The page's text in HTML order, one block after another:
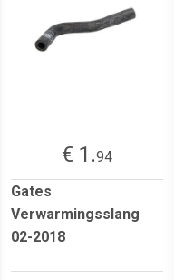
€ 1.94
Gates
Verwarmingsslang
02-2018